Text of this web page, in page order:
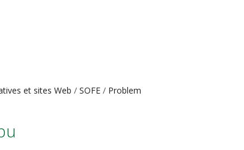
et sites Web SOFE Problem